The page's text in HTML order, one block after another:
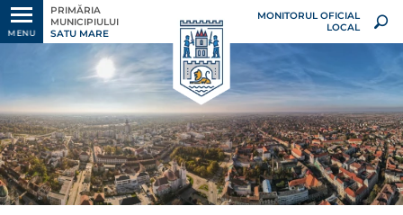
MENU
PRIMĂRIA
MUNICIPIULUI
SATU MARE
MONITORUL OFICIAL
LOCAL